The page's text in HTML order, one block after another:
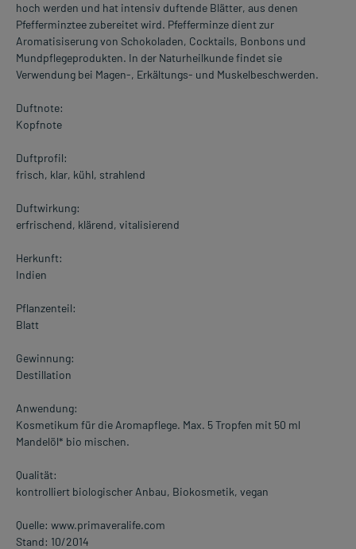
hoch werden und hat intensiv duftende Blätter, aus denen
Pfefferminztee zubereitet wird. Pfefferminze dient zur
Aromatisiserung von Schokoladen, Cocktails, Bonbons und
Mundpflegeprodukten. In der Naturheilkunde findet sie
Verwendung bei Magen-, Erkältungs- und Muskelbeschwerden.
Duftnote:
Kopfnote
Duftprofil:
frisch, klar, kühl, strahlend
Duftwirkung:
erfrischend, klärend, vitalisierend
Herkunft:
Indien
Pflanzenteil:
Blatt
Gewinnung:
Destillation
Anwendung:
Kosmetikum für die Aromapflege. Max. 5 Tropfen mit 50 ml
Mandelöl* bio mischen.
Qualität:
kontrolliert biologischer Anbau, Biokosmetik, vegan
Quelle: www.primaveralife.com
Stand: 10/2014